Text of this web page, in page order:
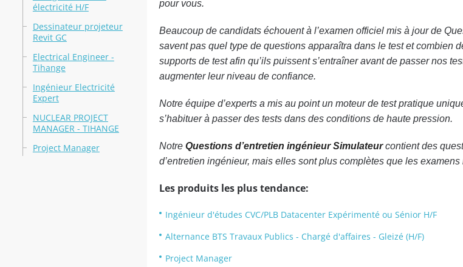
électricité H/F
Dessinateur projeteur
Revit GC
Electrical Engineer -
Tihange
Ingénieur Electricité
Expert
NUCLEAR PROJECT
MANAGER - TIHANGE
Project Manager
pour vous.
Beaucoup de candidats échouent à l’examen officiel mis à jour de
savent pas quel type de questions apparaîtra dans le test et combien
supports de test afin qu’ils puissent s’entraîner avant de passer nos
augmenter leur niveau de confiance.
Notre équipe d’experts a mis au point un moteur de test pratique
s’habituer à passer des tests dans des conditions de haute pression.
Notre Questions d’entretien ingénieur Simulateurcontient des
d’entretien ingénieur, mais elles sont plus complètes que les examens
Les produits les plus tendance:
Ingénieur d'études CVC/PLB Datacenter Expérimenté ou Sénior H/F
Alternance BTS Travaux Publics - Chargé d'affaires - Gleizé (H/F)
Project Manager